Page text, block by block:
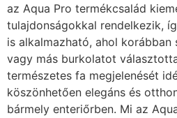
az Aqua Pro termékcsalád
tulajdonságokkal rendelkezik,
is alkalmazható, ahol
vagy más burkolatot
természetes fa megjelenését
köszönhetően elegáns és
bármely enteriőrben. Mi az